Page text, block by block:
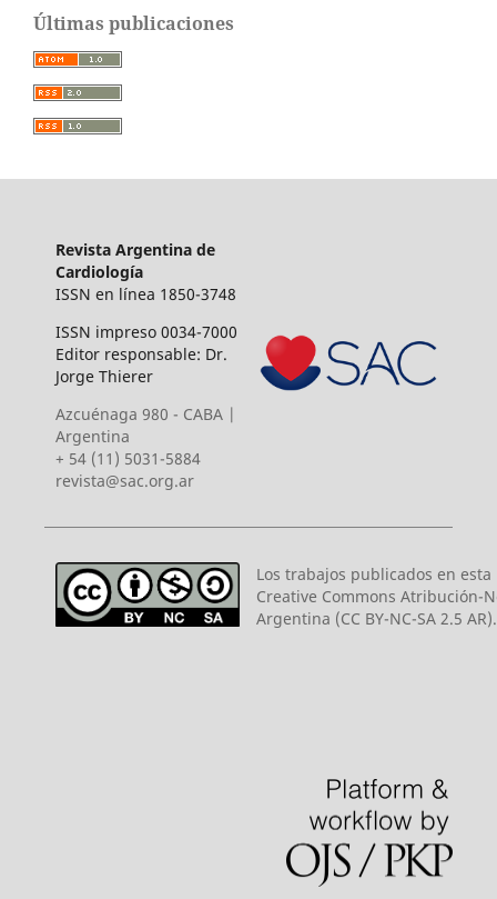
Últimas publicaciones
Revista Argentina de
Cardiología
ISSN en línea 1850-3748
ISSN impreso 0034-7000
Editor responsable: Dr.
Jorge Thierer
Azcuénaga 980 - CABA |
Argentina
+ 54 (11) 5031-5884
revista@sac.org.ar
Los trabajos publicados en
Creative Commons Atribución-
Argentina (CC BY-NC-SA 2.5 AR).